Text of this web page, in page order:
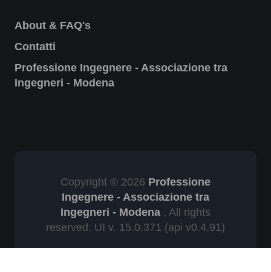
About & FAQ's
Contatti
Professione Ingegnere - Associazione tra
Ingegneri - Modena
Copyright © 2026 Professione
Ingegnere - Associazione tra
Ingegneri - Modena , All rights
reserved. UI v. 15.0.371 (api v0.4.91)